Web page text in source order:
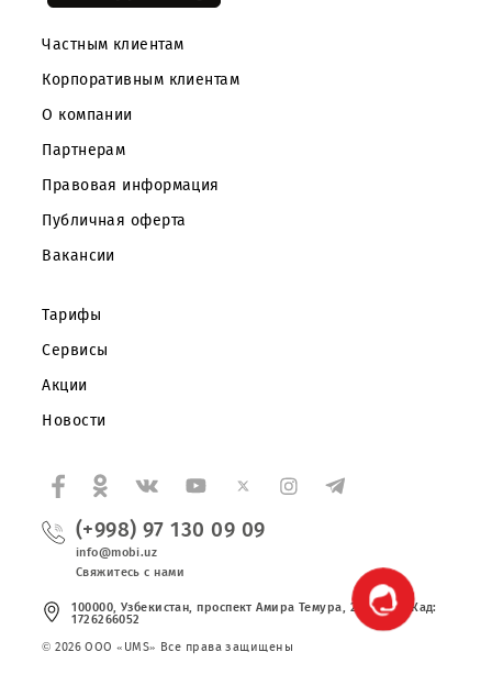
Частным клиентам
Корпоративным клиентам
Партнерам
Правовая информация
Публичная оферта
Вакансии
Тарифы
Сервисы
Акции
Новости